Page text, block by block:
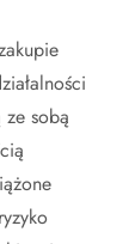
sobą